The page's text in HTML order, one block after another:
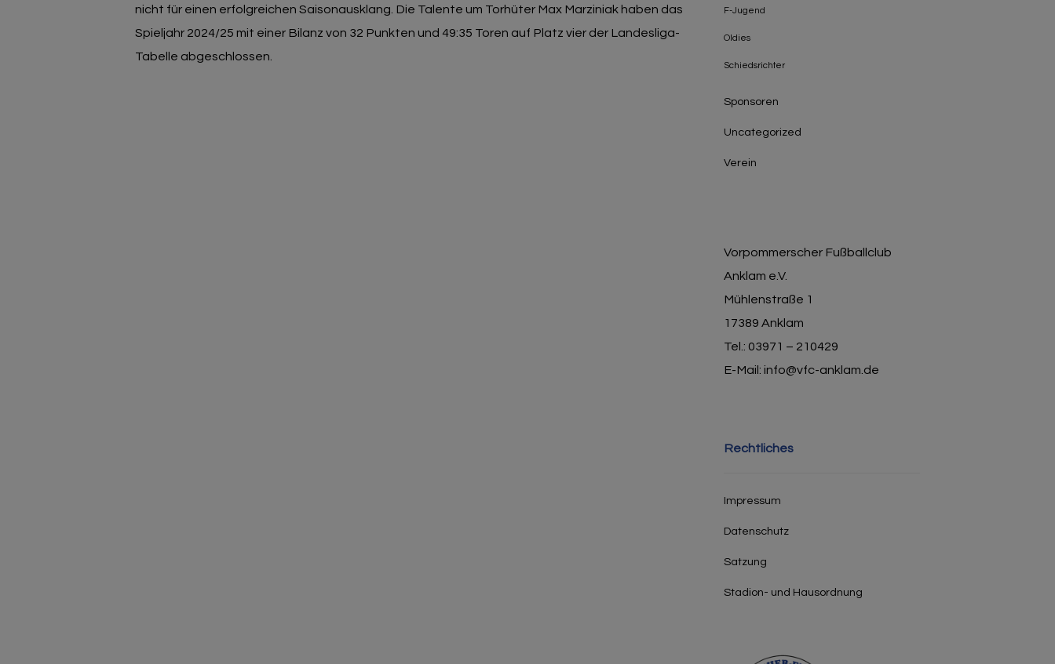
nicht für einen erfolgreichen Saisonausklang. Die Talente um Torhüter Max Marziniak haben das
Spieljahr 2024/25 mit einer Bilanz von 32 Punkten und 49:35 Toren auf Platz vier der Landesliga-
Tabelle abgeschlossen.
F-Jugend
Oldies
Schiedsrichter
Sponsoren
Uncategorized
Verein
Vorpommerscher Fußballclub
Anklam e.V.
Mühlenstraße 1
17389 Anklam
Tel.: 03971 – 210429
E-Mail: info@vfc-anklam.de
Rechtliches
Impressum
Datenschutz
Satzung
Stadion- und Hausordnung